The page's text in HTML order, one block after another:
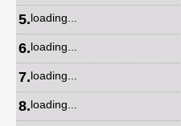
5.loading...
6.loading...
7.loading...
8.loading...